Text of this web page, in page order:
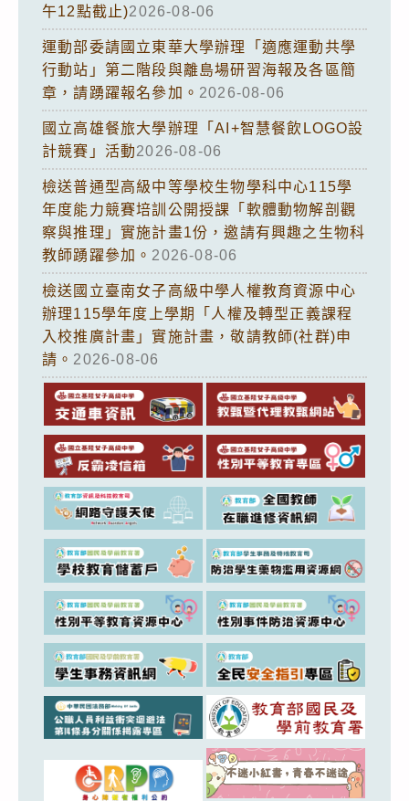
午12點截止)2026-08-06
運動部委請國立東華大學辦理「適應運動共學
行動站」第二階段與離島場研習海報及各區簡
章，請踴躍報名參加。 2026-08-06
國立高雄餐旅大學辦理「AI+智慧餐飲LOGO設
計競賽」活動2026-08-06
檢送普通型高級中等學校生物學科中心115學
年度能力競賽培訓公開授課「軟體動物解剖觀
察與推理」實施計畫1份，邀請有興趣之生物科
教師踴躍參加。 2026-08-06
檢送國立臺南女子高級中學人權教育資源中心
辦理115學年度上學期「人權及轉型正義課程
入校推廣計畫」實施計畫，敬請教師(社群)申
請。 2026-08-06